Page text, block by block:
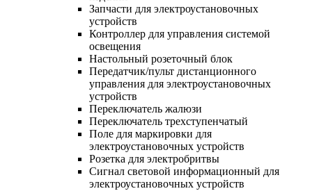
Запчасти для электроустановочных
устройств
Контроллер для управления системой
освещения
Настольный розеточный блок
Передатчик/пульт дистанционного
управления для электроустановочных
устройств
Переключатель жалюзи
Переключатель трехступенчатый
Поле для маркировки для
электроустановочных устройств
Розетка для электробритвы
Сигнал световой информационный для
электроустановочных устройств